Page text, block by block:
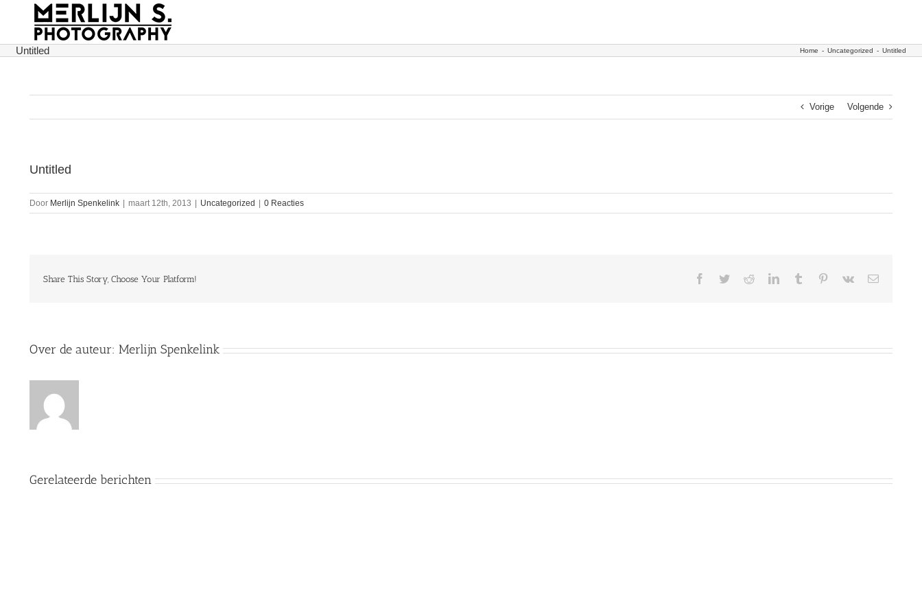
Untitled Home - Uncategorized - Untitled
Vorige Volgende
Untitled
Door Merlijn Spenkelink maart 12th, 2013 Uncategorized 0 Reacties
Share This Story, Choose Your Platform! Facebook
TwitterRedditLinkedInTumblr Pinterest
Vk
E-
Over de auteur: Merlijn Spenkelink
Gerelateerde berichten